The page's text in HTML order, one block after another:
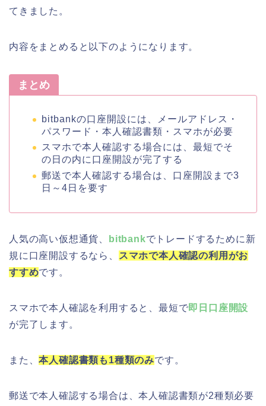
てきました。
内容をまとめると以下のようになります。
まとめ
bitbankの口座開設には、メールアドレス・
パスワード・本人確認書類・スマホが必要
スマホで本人確認する場合には、最短でそ
の日の内に口座開設が完了する
郵送で本人確認する場合は、口座開設まで3
日～4日を要す
人気の高い仮想通貨、 bitbankでトレードするために新
規に口座開設するなら、
スマホで本人確認の利用がお
すすめです。
スマホで本人確認を利用すると、最短で即日口座開設
が完了します。
また、本人確認書類も1種類のみです。
郵送で本人確認する場合は、本人確認書類が2種類必要